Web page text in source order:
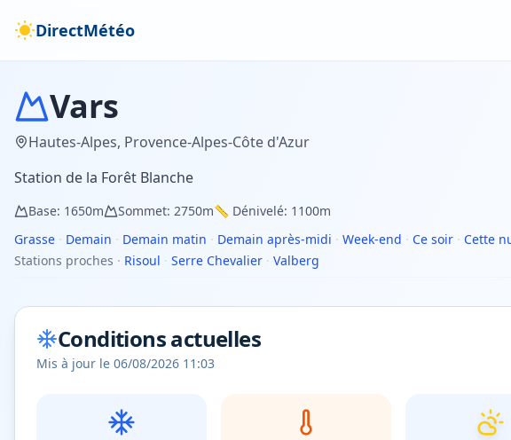
DirectMétéo
Vars
Hautes-Alpes, Provence-Alpes-Côte d'Azur
Station de la Forêt Blanche
Base: 1650m Sommet: 2750m📏 Dénivelé: 1100m
Grasse · Demain · Demain matin · Demain après-midi · Week-end · Ce soir · Cette
Stations proches · Risoul · Serre Chevalier · Valberg
Conditions actuelles
Mis à jour le 06/08/2026 11:03